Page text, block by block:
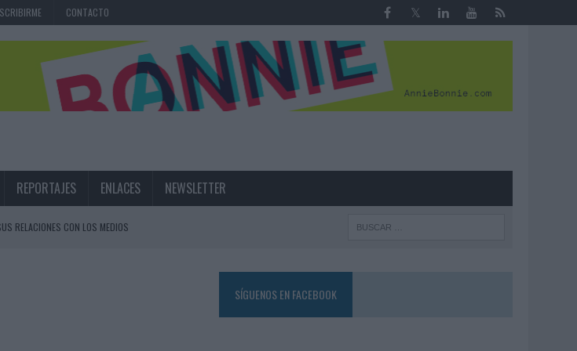
CONTACTO
REPORTAJES ENLACES NEWSLETTER
RELACIONES CON LOS MEDIOS
SON DOS CARAS DE LA MISMA
SÍGUENOS EN FACEBOOK